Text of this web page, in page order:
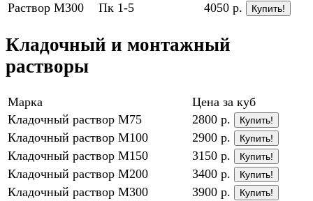
Раствор М300 Пк 1-5 4050 р. Купить!
Кладочный и монтажный
растворы
Марка
Цена за куб
Кладочный раствор М75
2800 р. Купить!
Кладочный раствор М100 2900 р. Купить!
Кладочный раствор М150 3150 р. Купить!
Кладочный раствор М200 3400 р. Купить!
Кладочный раствор М300 3900 р. Купить!